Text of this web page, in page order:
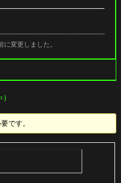
変更しました。
)
です。